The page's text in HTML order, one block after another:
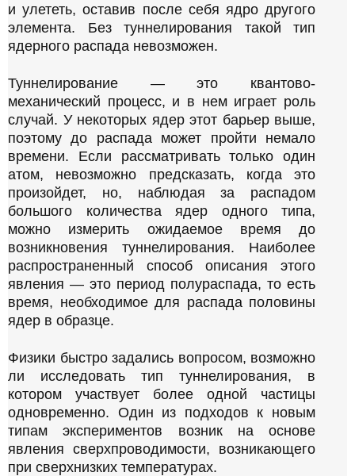
а
л
а
и
р
о
д
о
л
ж
и
т
ь
ч
т
е
н
и
е
.
р
и
и
е
к
л
а
м
а
W
h
a
t
s
A
p
p
к
а
н
а
л
а
и улететь, оставив после себя ядро другого
элемента. Без туннелирования такой тип
ядерного распада невозможен.
Туннелирование — это квантово-
механический процесс, и в нем играет роль
случай. У некоторых ядер этот барьер выше,
поэтому до распада может пройти немало
времени. Если рассматривать только один
атом, невозможно предсказать, когда это
произойдет, но, наблюдая за распадом
большого количества ядер одного типа,
можно измерить ожидаемое время до
возникновения туннелирования. Наиболее
распространенный способ описания этого
явления — это период полураспада, то есть
время, необходимое для распада половины
ядер в образце.
Физики быстро задались вопросом, возможно
ли исследовать тип туннелирования, в
котором участвует более одной частицы
одновременно. Один из подходов к новым
типам экспериментов возник на основе
явления сверхпроводимости, возникающего
при сверхнизких температурах.